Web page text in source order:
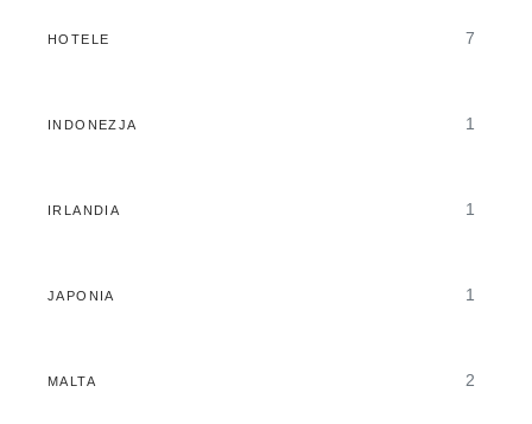
HOTELE 7
INDONEZJA 1
IRLANDIA 1
JAPONIA 1
MALTA 2